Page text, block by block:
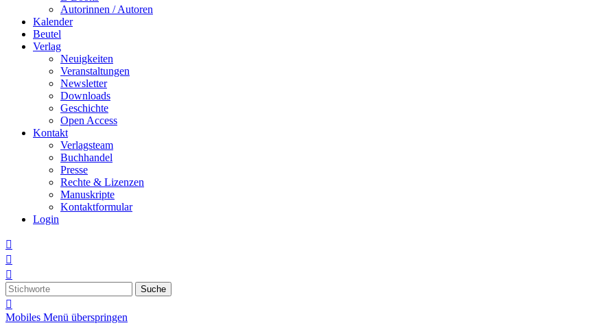
Autorinnen / Autoren
Kalender
Beutel
Verlag
Neuigkeiten
Veranstaltungen
Newsletter
Downloads
Geschichte
Open Access
Kontakt
Verlagsteam
Buchhandel
Presse
Rechte & Lizenzen
Manuskripte
Kontaktformular
Login



Suche

Mobiles Menü überspringen